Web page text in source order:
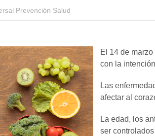
Prevención Salud
E l 14 de
con la
Las
afectar al
La edad, los
ser